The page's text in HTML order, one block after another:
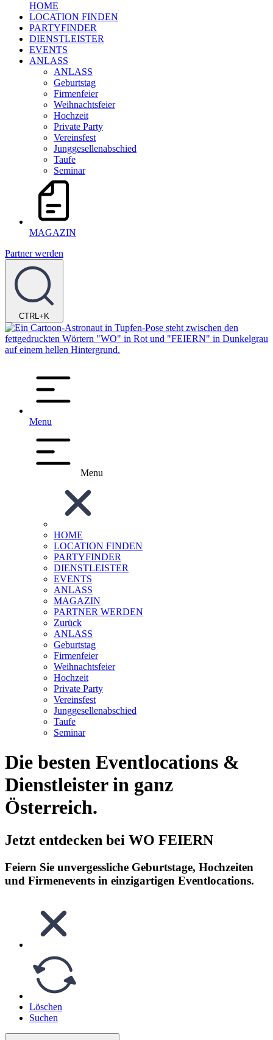
HOME
LOCATION FINDEN
PARTYFINDER
DIENSTLEISTER
EVENTS
ANLASS
ANLASS
Geburtstag
Firmenfeier
Weihnachtsfeier
Hochzeit
Private Party
Vereinsfest
Junggesellenabschied
Taufe
Seminar
MAGAZIN
Partner werden
CTRL+K
Menu
Menu
HOME
LOCATION FINDEN
PARTYFINDER
DIENSTLEISTER
EVENTS
ANLASS
MAGAZIN
PARTNER WERDEN
Zurück
ANLASS
Geburtstag
Firmenfeier
Weihnachtsfeier
Hochzeit
Private Party
Vereinsfest
Junggesellenabschied
Taufe
Seminar
Die besten Eventlocations &
Dienstleister in ganz
Österreich.
Jetzt entdecken bei WO FEIERN
Feiern Sie unvergessliche Geburtstage, Hochzeiten
und Firmenevents in einzigartigen Eventlocations.
Löschen
Suchen